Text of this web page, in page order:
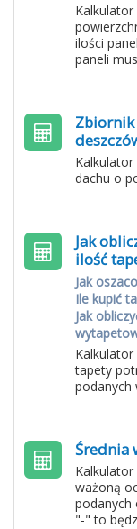
ilości
paneli
Zbiornik
dachu o
Jak
ilość
Jak
Ile kupić
Jak
tapety
podanych
Średnia
Kalkulator
ważoną
podanych
"-" to